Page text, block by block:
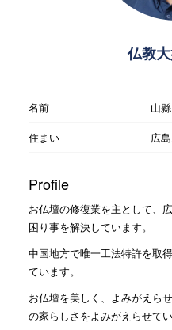
仏教
名前
山
住まい
広
Profile
お仏壇の修復業を主として、
困り事を解決しています。
中国地方で唯一工法特許を取
ています。
お仏壇を美しく、よみがえら
の家らしさをよみがえらせてい